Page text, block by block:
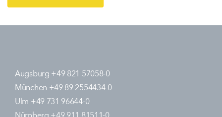
Augsburg +49 821 57058-0
München +49 89 2554434-0
Ulm +49 731 96644-0